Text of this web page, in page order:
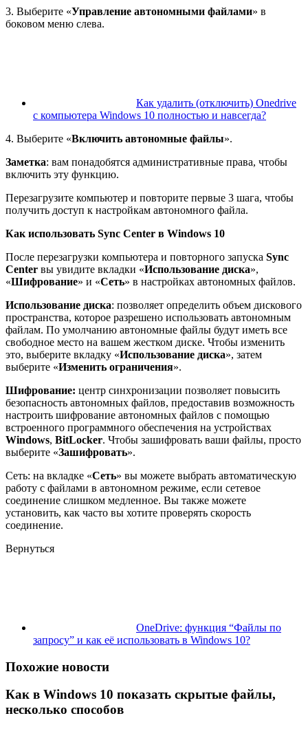
3. Выберите «Управление автономными файлами» в
боковом меню слева.
Как удалить (отключить) Onedrive
с компьютера Windows 10 полностью и навсегда?
4. Выберите «Включить автономные файлы».
Заметка: вам понадобятся административные права, чтобы
включить эту функцию.
Перезагрузите компьютер и повторите первые 3 шага, чтобы
получить доступ к настройкам автономного файла.
Как использовать Sync Center в Windows 10
После перезагрузки компьютера и повторного запуска Sync
Center вы увидите вкладки «Использование диска»,
«Шифрование» и «Сеть» в настройках автономных файлов.
Использование диска: позволяет определить объем дискового
пространства, которое разрешено использовать автономным
файлам. По умолчанию автономные файлы будут иметь все
свободное место на вашем жестком диске. Чтобы изменить
это, выберите вкладку «Использование диска», затем
выберите «Изменить ограничения».
Шифрование: центр синхронизации позволяет повысить
безопасность автономных файлов, предоставив возможность
настроить шифрование автономных файлов с помощью
встроенного программного обеспечения на устройствах
Windows, BitLocker. Чтобы зашифровать ваши файлы, просто
выберите «Зашифровать».
Сеть: на вкладке «Сеть» вы можете выбрать автоматическую
работу с файлами в автономном режиме, если сетевое
соединение слишком медленное. Вы также можете
установить, как часто вы хотите проверять скорость
соединение.
Вернуться
OneDrive: функция “Файлы по
запросу” и как её использовать в Windows 10?
Похожие новости
Как в Windows 10 показать скрытые файлы,
несколько способов